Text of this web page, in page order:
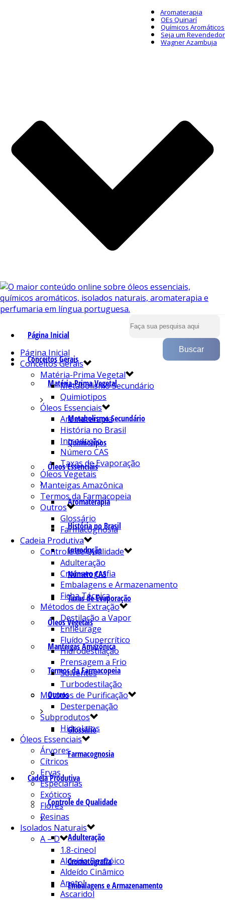
Aromaterapia
OEs Quinarí
Químicos Aromáticos
Seja um Revendedor
Wagner Azambuja
Página Inicial
Conceitos Gerais
Matéria-Prima Vegetal
Metabolismo Secundário
Quimiotipos
Óleos Essenciais
Aromaterapia
História no Brasil
Introdução
Número CAS
Taxas de Evaporação
Óleos Vegetais
Manteigas Amazônica
Termos da Farmacopeia
Outros
Glossário
Farmacognosia
Cadeia Produtiva
Controle de Qualidade
Adulteração
Cromatografia
Embalagens e Armazenamento
Página Inicial
Conceitos Gerais
Matéria-Prima Vegetal
Metabolismo Secundário
Quimiotipos
Óleos Essenciais
Aromaterapia
História no Brasil
Introdução
Número CAS
Taxas de Evaporação
Óleos Vegetais
Manteigas Amazônica
Termos da Farmacopeia
Outros
Glossário
Farmacognosia
Cadeia Produtiva
Controle de Qualidade
Adulteração
Cromatografia
Embalagens e Armazenamento
Ficha Técnica
Métodos de Extração
Destilação a Vapor
Enfleurage
Fluído Supercrítico
Hidrodestilação
Prensagem a Frio
Solventes
Turbodestilação
Métodos de Purificação
Desterpenação
Subprodutos
Hidrolatos
Óleos Essenciais
Árvores
Cítricos
Ervas
Especiarias
Exóticos
Flores
Resinas
Isolados Naturais
A – D
1.8-cineol
Aldeído Benzóico
Aldeído Cinâmico
Anetol
Ascaridol